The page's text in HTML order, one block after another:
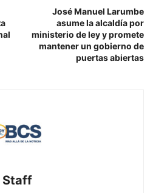
José Manuel Larumbe
asume la alcaldía por
ministerio de ley y promete
mantener un gobierno de
puertas abiertas
Staff